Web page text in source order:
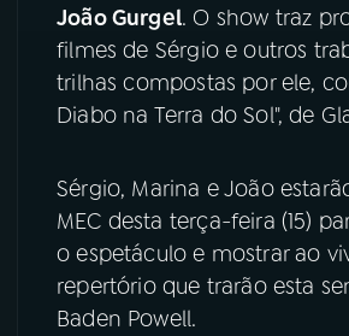
João Gurgel. O show traz
filmes de Sérgio e outros
trilhas compostas por ele,
Diabo na Terra do Sol", de
Sérgio, Marina e João
MEC desta terça-feira (15)
o espetáculo e mostrar ao
repertório que trarão esta
Baden Powell.